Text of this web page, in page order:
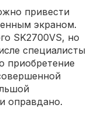
привести
экраном.
SK2700VS, но
специалисты
приобретение
оправдано.